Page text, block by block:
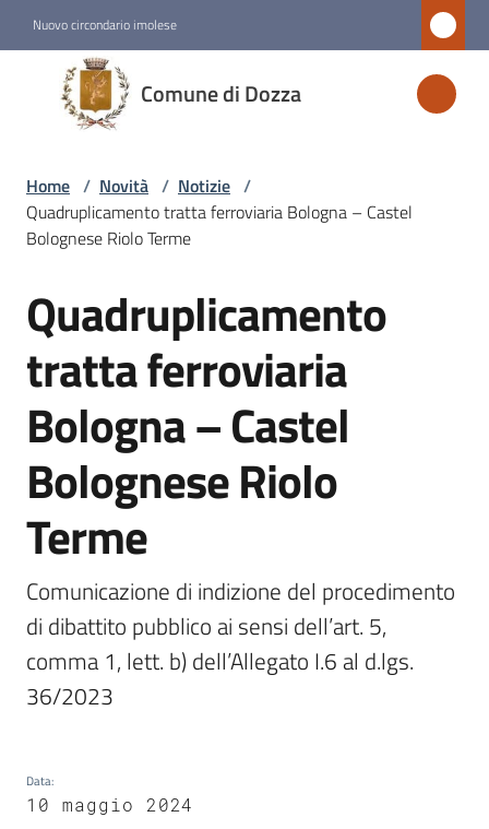
Nuovo circondario imolese
Comune di Dozza
Comune
di
Dozza
Amministrazione
Novità
Menu selezionato
Servizi
Vivere
Dozza
Servizi
on-
line
Home / Novità / Notizie /
Quadruplicamento tratta ferroviaria Bologna – Castel
Bolognese Riolo Terme
Salta al contenuto
Quadruplicamento
tratta ferroviaria
Bologna – Castel
Bolognese Riolo
Terme
Comunicazione di indizione del procedimento
di dibattito pubblico ai sensi dell’art. 5,
comma 1, lett. b) dell’Allegato I.6 al d.lgs.
36/2023
Data:
10 maggio 2024